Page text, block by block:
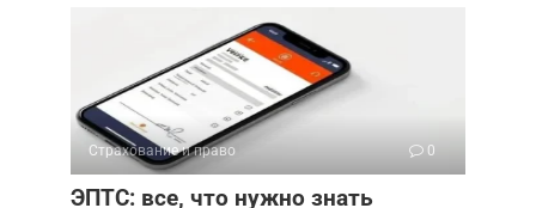
Страхование и право 0
ЭПТС: все, что нужно знать